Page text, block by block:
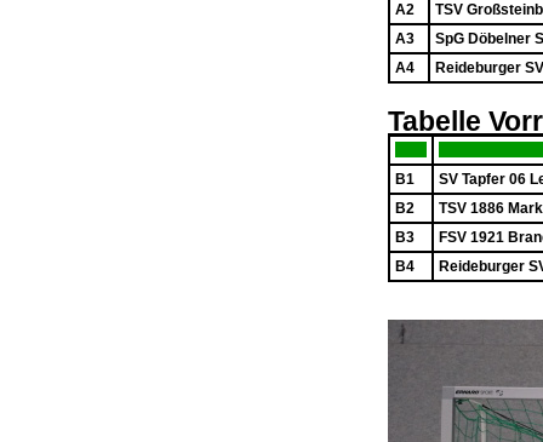
A2
TSV
A3
SpG Döbelner
A4
Reideburger
Tabelle
B1
SV Tapfer 06
B2
TSV 1886
B3
FSV 1921
B4
Reideburger